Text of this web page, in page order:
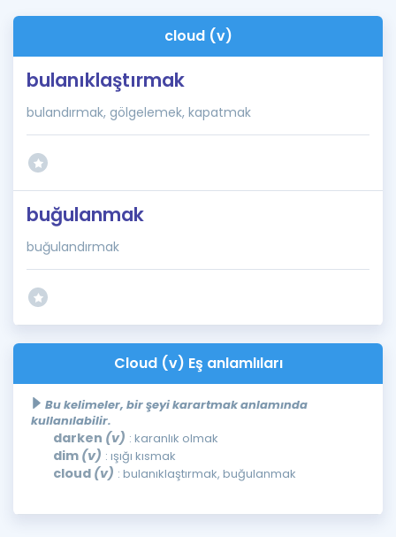
Blog
İngilizce Gramer
cloud (v)
bulanıklaştırmak
bulandırmak, gölgelemek, kapatmak
buğulanmak
buğulandırmak
Cloud (v) Eş anlamlıları
Bu kelimeler, bir şeyi karartmak anlamında
kullanılabilir.
darken (v) : karanlık olmak
dim (v) : ışığı kısmak
cloud (v) : bulanıklaştırmak, buğulanmak